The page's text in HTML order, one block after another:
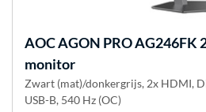
AOCAGON PRO AG246FK
monitor
Zwart (mat)/donkergrijs, 2x HDMI,
USB-B, 540 Hz (OC)